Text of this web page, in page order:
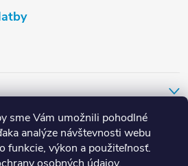
sme Vám umožnili pohodlné
analýze návštevnosti webu
funkcie, výkon a použiteľnosť.